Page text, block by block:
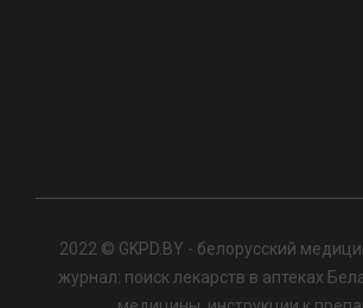
2022 © GKPD.BY - белорусский
журнал: поиск лекарств в аптеках